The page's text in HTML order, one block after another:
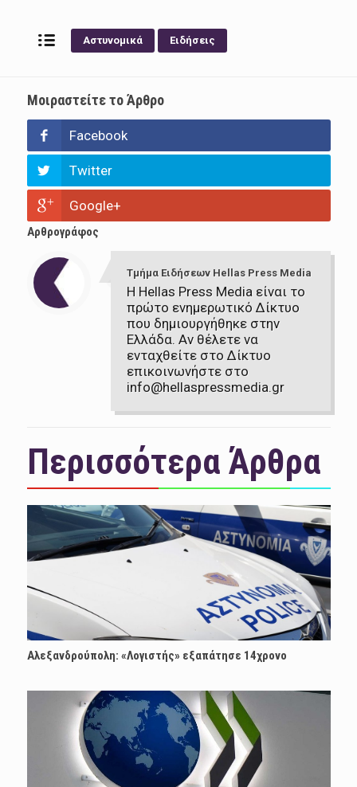
Αστυνομικά Ειδήσεις
Μοιραστείτε το Άρθρο
Facebook
Twitter
Google+
Αρθρογράφος
Τμήμα Ειδήσεων Hellas Press Media
Η Hellas Press Media είναι το
πρώτο ενημερωτικό Δίκτυο
που δημιουργήθηκε στην
Ελλάδα. Αν θέλετε να
ενταχθείτε στο Δίκτυο
επικοινωνήστε στο
info@hellaspressmedia.gr
Περισσότερα Άρθρα
Αλεξανδρούπολη: «Λογιστής» εξαπάτησε 14χρονο